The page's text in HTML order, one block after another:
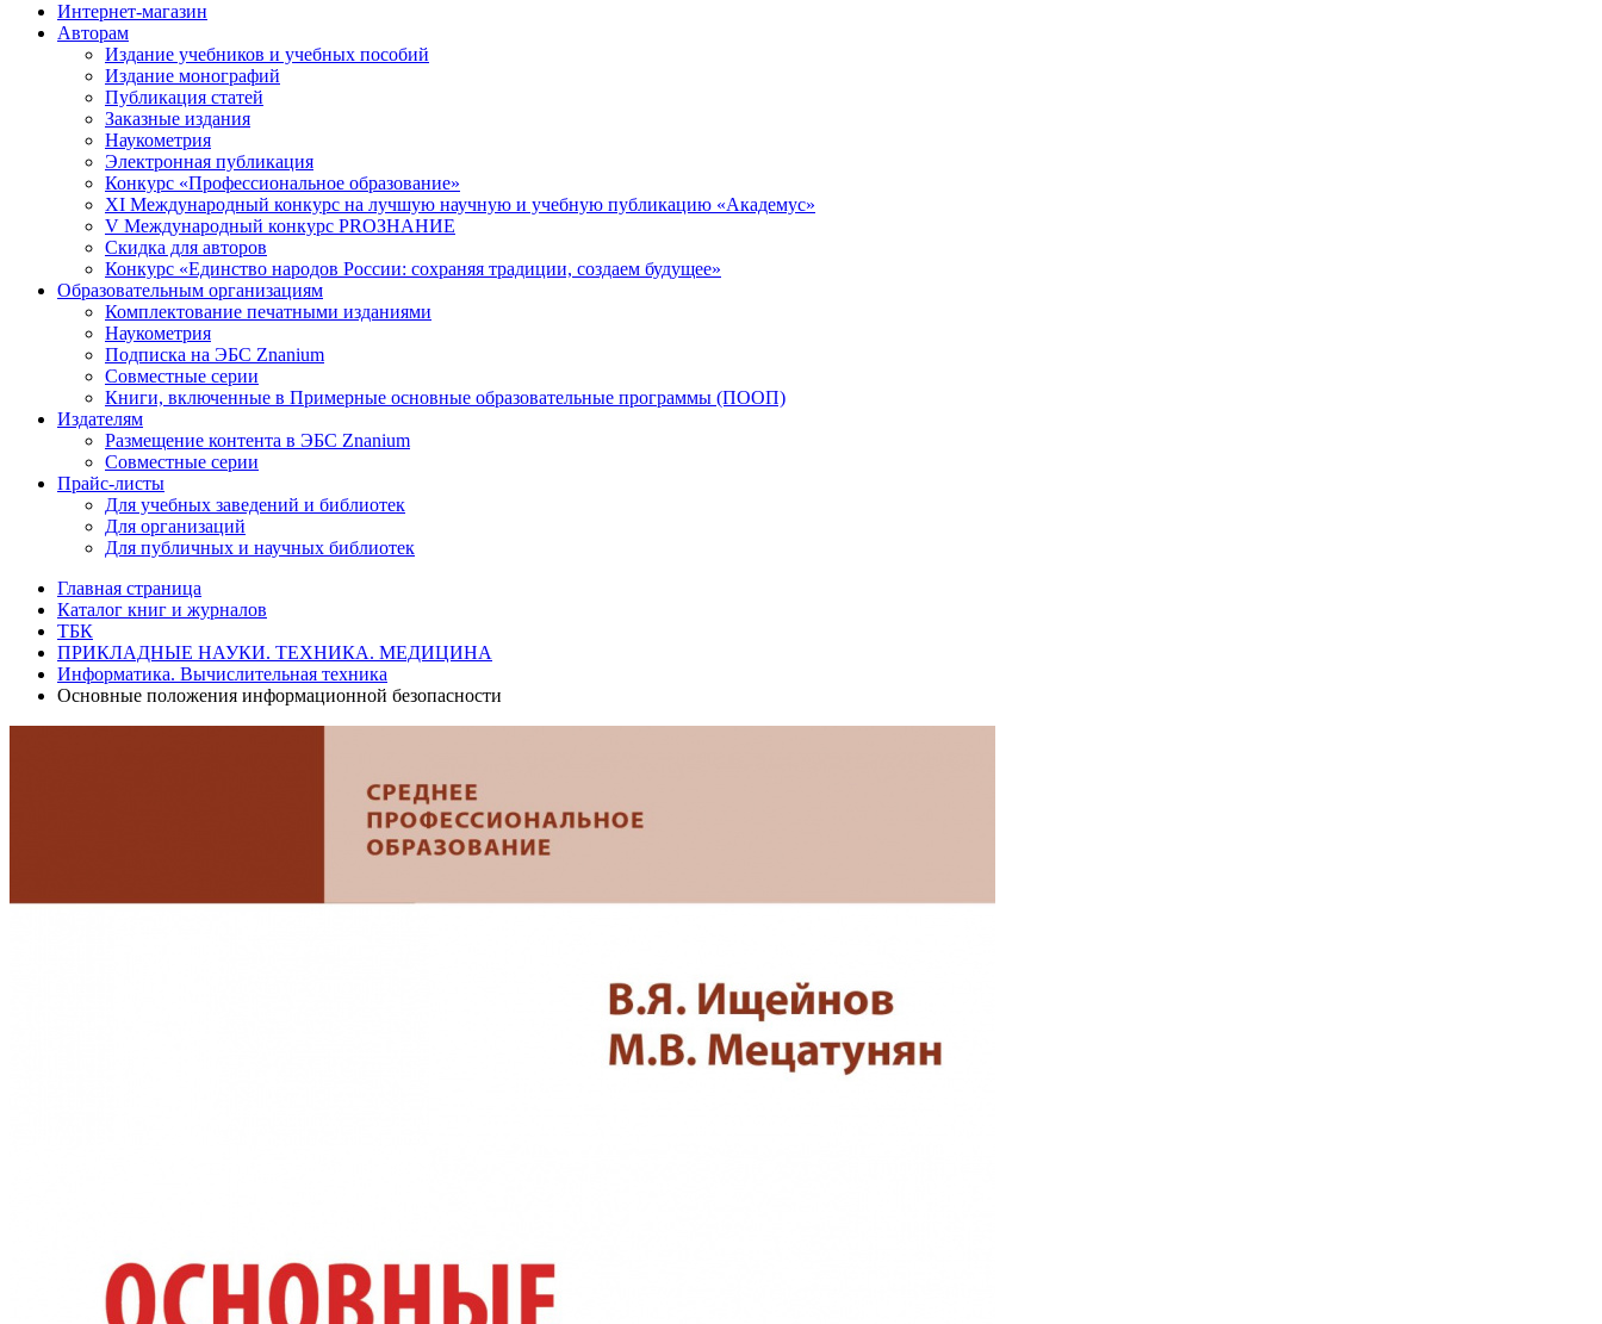
Интернет-магазин
Авторам
Издание учебников и учебных пособий
Издание монографий
Публикация статей
Заказные издания
Наукометрия
Электронная публикация
Конкурс «Профессиональное образование»
XI Международный конкурс на лучшую научную и учебную публикацию «Академус»
V Международный конкурс PROЗНАНИЕ
Скидка для авторов
Конкурс «Единство народов России: сохраняя традиции, создаем будущее»
Образовательным организациям
Комплектование печатными изданиями
Наукометрия
Подписка на ЭБС Znanium
Совместные серии
Книги, включенные в Примерные основные образовательные программы (ПООП)
Издателям
Размещение контента в ЭБС Znanium
Совместные серии
Прайс-листы
Для учебных заведений и библиотек
Для организаций
Для публичных и научных библиотек
Главная страница
Каталог книг и журналов
ТБК
ПРИКЛАДНЫЕ НАУКИ. ТЕХНИКА. МЕДИЦИНА
Информатика. Вычислительная техника
Основные положения информационной безопасности